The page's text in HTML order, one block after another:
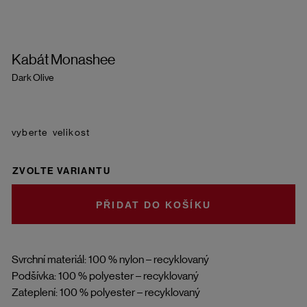
Kabát Monashee
Dark Olive
Svrchní materiál: 100 % nylon – recyklovaný
Podšívka: 100 % polyester – recyklovaný
Zateplení: 100 % polyester – recyklovaný
velikost
ZVOLTE VARIANTU
DO KOŠÍKU